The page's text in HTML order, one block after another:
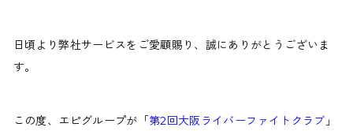
日頃より弊社サービスをご愛顧賜り、誠にありがとうございま
す。
この度、エピグループが「第2回大阪ライバーファイトクラブ 」